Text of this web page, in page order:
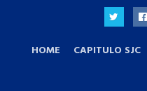
HOME CAPITULO SJC